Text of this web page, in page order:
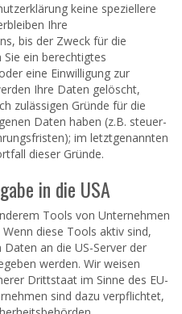
keine speziellere
Ihre
bis der Zweck für die
ein berechtigtes
eine Einwilligung zur
Ihre Daten gelöscht,
zulässigen Gründe für die
Daten haben (z.B. steuer-
im letztgenannten
dieser Gründe.
in die USA
Tools von Unternehmen
diese Tools aktiv sind,
an die US-Server der
werden. Wir weisen
Drittstaat im Sinne des EU-
sind dazu verpflichtet,